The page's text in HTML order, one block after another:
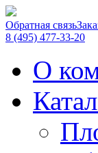
Обратная связь
8 (495) 477-33-20
О